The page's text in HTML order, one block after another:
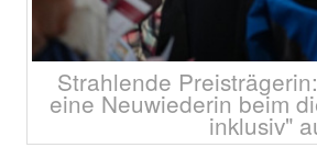
Strahlende
eine Neuwiederin beim
inklusiv"